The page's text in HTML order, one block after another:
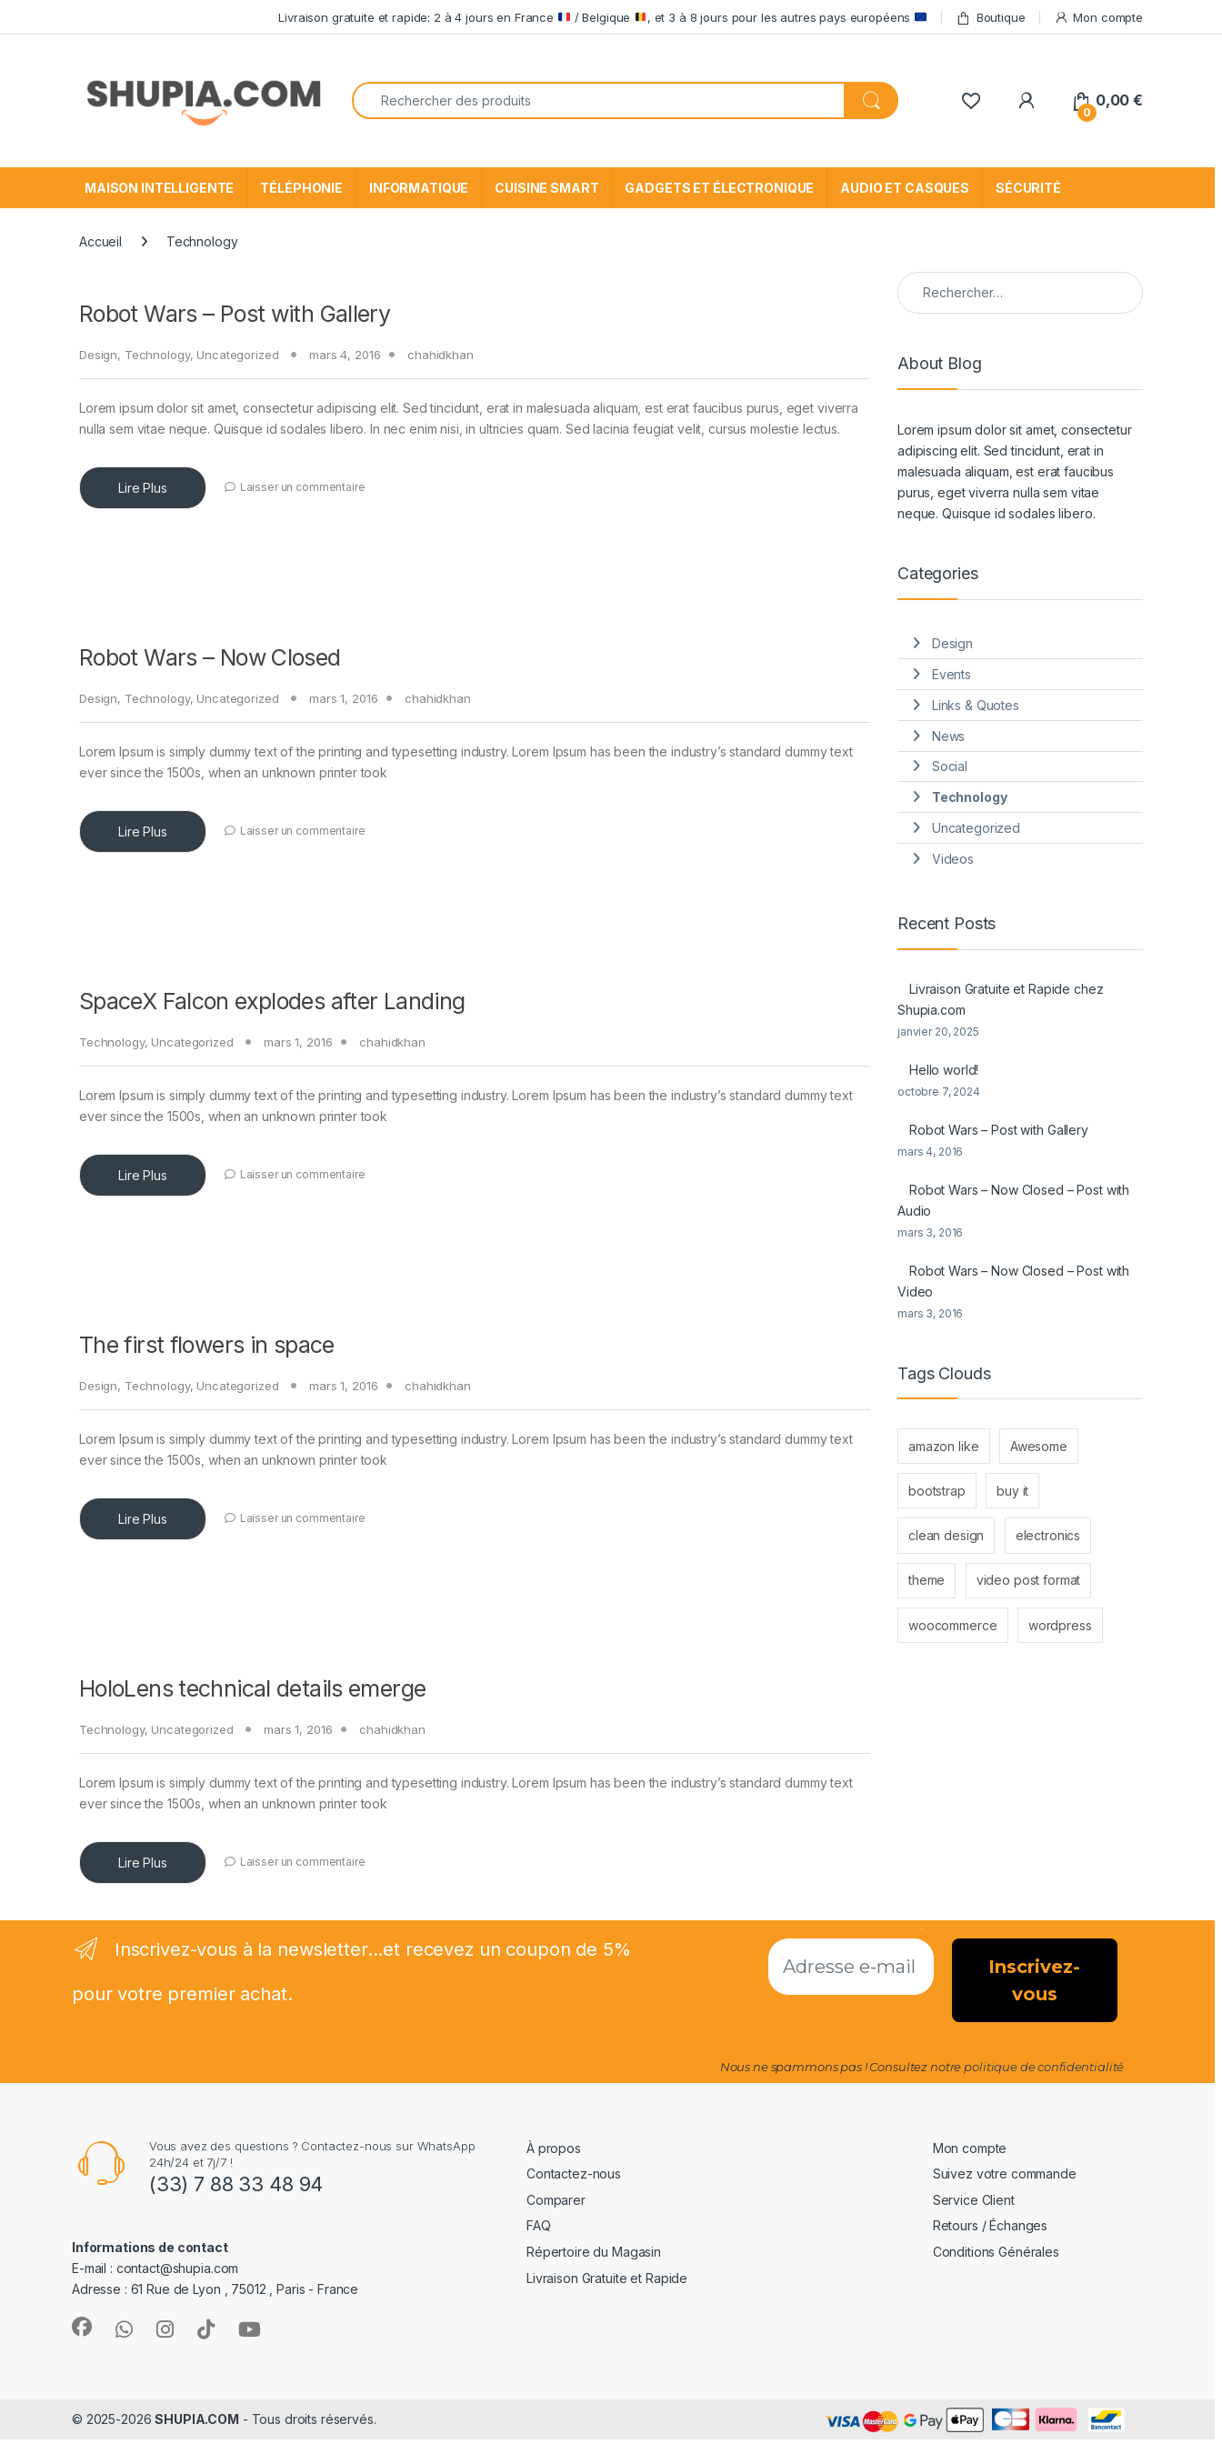
Livraison gratuite et rapide: 2 à 4 jours en France / Belgique , et 3 à 8 jours pour les autres pays européens Boutique Mon compte
Recherche pour:
My Account
0
0,00€
MAISON INTELLIGENTE TÉLÉPHONIE INFORMATIQUE CUISINE SMART GADGETS ET ÉLECTRONIQUE AUDIO ET CASQUES SÉCURITÉ
Accueil Technology
Robot Wars – Post with Gallery
Design, Technology, Uncategorized mars 4, 2016 chahidkhan
Lorem ipsum dolor sit amet, consectetur adipiscing elit. Sed tincidunt, erat in malesuada aliquam, est erat faucibus purus, eget viverra
nulla sem vitae neque. Quisque id sodales libero. In nec enim nisi, in ultricies quam. Sed lacinia feugiat velit, cursus molestie lectus.
Lire Plus Laisser un commentaire
Robot Wars – Now Closed
Design, Technology, Uncategorized mars 1, 2016 chahidkhan
Lorem Ipsum is simply dummy text of the printing and typesetting industry. Lorem Ipsum has been the industry’s standard dummy text
ever since the 1500s, when an unknown printer took
Lire Plus Laisser un commentaire
SpaceX Falcon explodes after Landing
Technology, Uncategorized mars 1, 2016 chahidkhan
Lorem Ipsum is simply dummy text of the printing and typesetting industry. Lorem Ipsum has been the industry’s standard dummy text
ever since the 1500s, when an unknown printer took
Lire Plus Laisser un commentaire
The first flowers in space
Design, Technology, Uncategorized mars 1, 2016 chahidkhan
Lorem Ipsum is simply dummy text of the printing and typesetting industry. Lorem Ipsum has been the industry’s standard dummy text
ever since the 1500s, when an unknown printer took
Lire Plus Laisser un commentaire
HoloLens technical details emerge
Technology, Uncategorized mars 1, 2016 chahidkhan
Lorem Ipsum is simply dummy text of the printing and typesetting industry. Lorem Ipsum has been the industry’s standard dummy text
ever since the 1500s, when an unknown printer took
Lire Plus Laisser un commentaire
Rechercher :
About Blog
Lorem ipsum dolor sit amet, consectetur
adipiscing elit. Sed tincidunt, erat in
malesuada aliquam, est erat faucibus
purus, eget viverra nulla sem vitae
neque. Quisque id sodales libero.
Categories
Design
Events
Links & Quotes
News
Social
Technology
Uncategorized
Videos
Recent Posts
Livraison Gratuite et Rapide chez
Shupia.com
janvier 20, 2025
Hello world!
octobre 7, 2024
Robot Wars – Post with Gallery
mars 4, 2016
Robot Wars – Now Closed – Post with
Audio
mars 3, 2016
Robot Wars – Now Closed – Post with
Video
mars 3, 2016
Tags Clouds
amazon like Awesome
bootstrap buy it
clean design electronics
theme video post format
woocommerce wordpress
Inscrivez-vous à la newsletter...et recevez un coupon de 5%
pour votre premier achat.
Nous ne spammons pas ! Consultez notre politique de confidentialité
Vous avez des questions ? Contactez-nous sur WhatsApp
24h/24 et 7j/7 !
(33) 7 88 33 48 94
Informations de contact
E-mail : contact@shupia.com
Adresse : 61 Rue de Lyon , 75012 , Paris - France
À propos
Contactez-nous
Comparer
FAQ
Répertoire du Magasin
Livraison Gratuite et Rapide
Mon compte
Suivez votre commande
Service Client
Retours / Échanges
Conditions Générales
© 2025-2026SHUPIA.COM - Tous droits réservés.